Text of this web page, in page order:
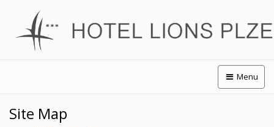
Menu
Site Map